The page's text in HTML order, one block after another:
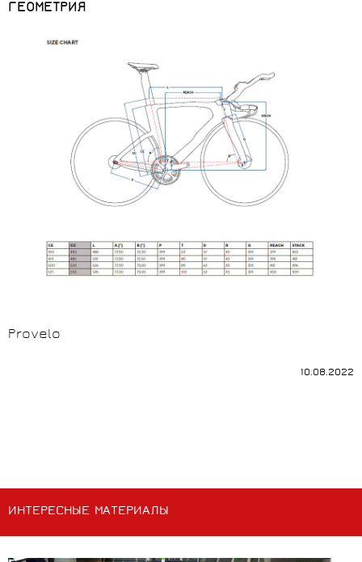
ГЕОМЕТРИЯ
Provelo
10.08.2022
ИНТЕРЕСНЫЕ МАТЕРИАЛЫ